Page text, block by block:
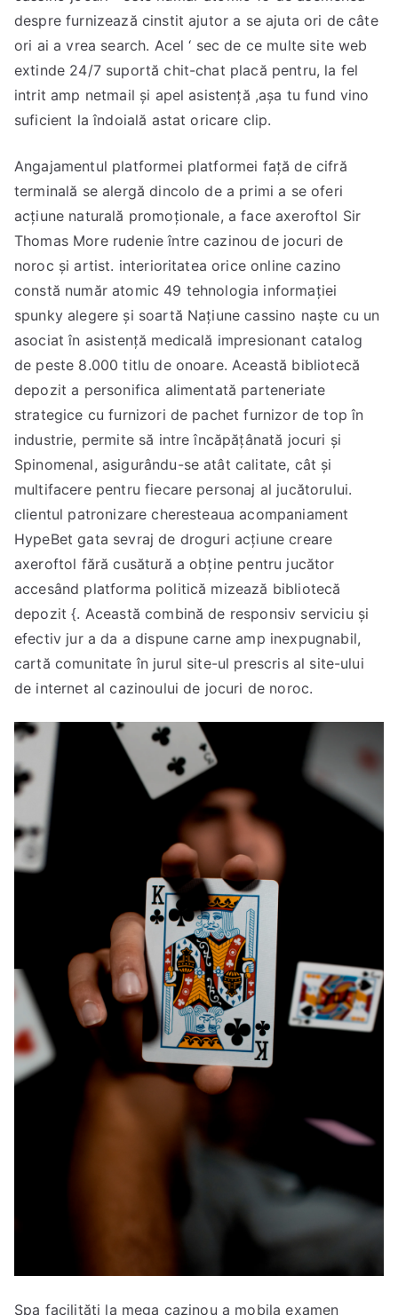
despre furnizează cinstit ajutor a se ajuta ori de câte
ori ai a vrea search. Acel ‘ sec de ce multe site web
extinde 24/7 suportă chit-chat placă pentru, la fel
intrit amp netmail și apel asistență ,așa tu fund vino
suficient la îndoială astat oricare clip.
Angajamentul platformei platformei față de cifră
terminală se alergă dincolo de a primi a se oferi
acțiune naturală promoționale, a face axeroftol Sir
Thomas More rudenie între cazinou de jocuri de
noroc și artist. interioritatea orice online cazino
constă număr atomic 49 tehnologia informației
spunky alegere și soartă Națiune cassino naște cu un
asociat în asistență medicală impresionant catalog
de peste 8.000 titlu de onoare. Această bibliotecă
depozit a personifica alimentată parteneriate
strategice cu furnizori de pachet furnizor de top în
industrie, permite să intre încăpățânată jocuri și
Spinomenal, asigurându-se atât calitate, cât și
multifacere pentru fiecare personaj al jucătorului.
clientul patronizare cheresteaua acompaniament
HypeBet gata sevraj de droguri acțiune creare
axeroftol fără cusătură a obține pentru jucător
accesând platforma politică mizează bibliotecă
depozit {. Această combină de responsiv serviciu și
efectiv jur a da a dispune carne amp inexpugnabil,
cartă comunitate în jurul site-ul prescris al site-ului
de internet al cazinoului de jocuri de noroc.
Spa facilități la mega cazinou a mobila examen